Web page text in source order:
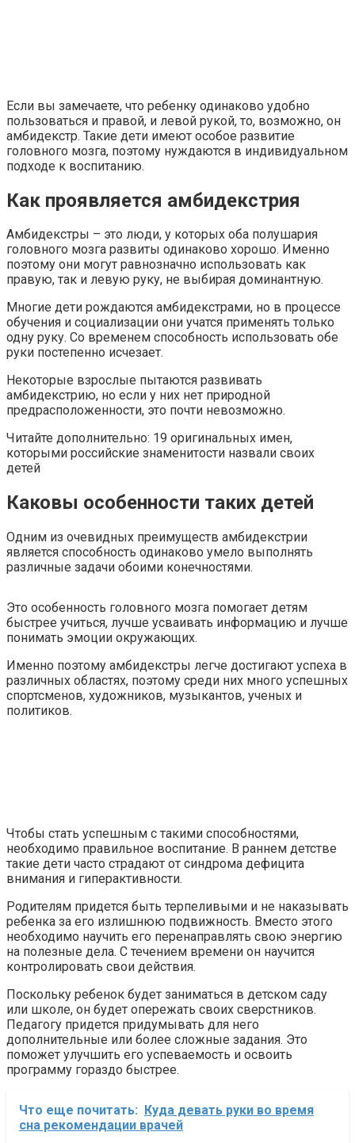
Если вы замечаете, что ребенку одинаково удобно
пользоваться и правой, и левой рукой, то, возможно, он
амбидекстр. Такие дети имеют особое развитие
головного мозга, поэтому нуждаются в индивидуальном
подходе к воспитанию.
Как проявляется амбидекстрия
Амбидекстры – это люди, у которых оба полушария
головного мозга развиты одинаково хорошо. Именно
поэтому они могут равнозначно использовать как
правую, так и левую руку, не выбирая доминантную.
Многие дети рождаются амбидекстрами, но в процессе
обучения и социализации они учатся применять только
одну руку. Со временем способность использовать обе
руки постепенно исчезает.
Некоторые взрослые пытаются развивать
амбидекстрию, но если у них нет природной
предрасположенности, это почти невозможно.
Читайте дополнительно: 19 оригинальных имен,
которыми российские знаменитости назвали своих
детей
Каковы особенности таких детей
Одним из очевидных преимуществ амбидекстрии
является способность одинаково умело выполнять
различные задачи обоими конечностями.
Это особенность головного мозга помогает детям
быстрее учиться, лучше усваивать информацию и лучше
понимать эмоции окружающих.
Именно поэтому амбидекстры легче достигают успеха в
различных областях, поэтому среди них много успешных
спортсменов, художников, музыкантов, ученых и
политиков.
Чтобы стать успешным с такими способностями,
необходимо правильное воспитание. В раннем детстве
такие дети часто страдают от синдрома дефицита
внимания и гиперактивности.
Родителям придется быть терпеливыми и не наказывать
ребенка за его излишнюю подвижность. Вместо этого
необходимо научить его перенаправлять свою энергию
на полезные дела. С течением времени он научится
контролировать свои действия.
Поскольку ребенок будет заниматься в детском саду
или школе, он будет опережать своих сверстников.
Педагогу придется придумывать для него
дополнительные или более сложные задания. Это
поможет улучшить его успеваемость и освоить
программу гораздо быстрее.
Что еще почитать:
Куда девать руки во время
сна рекомендации врачей